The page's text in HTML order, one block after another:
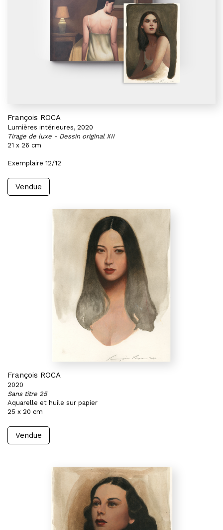
François ROCA
Lumières intérieures, 2020
Tirage de luxe - Dessin original XII
21 x 26 cm
Exemplaire 12/12
Vendue
François ROCA
2020
Sans titre 25
Aquarelle et huile sur papier
25 x 20 cm
Vendue